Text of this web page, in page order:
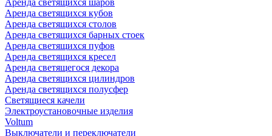
Аренда светящихся шаров
Аренда светящихся кубов
Аренда светящихся столов
Аренда светящихся барных стоек
Аренда светящихся пуфов
Аренда светящихся кресел
Аренда светящегося декора
Аренда светящихся цилиндров
Аренда светящихся полусфер
Светящиеся качели
Электроустановочные изделия
Voltum
Выключатели и переключатели